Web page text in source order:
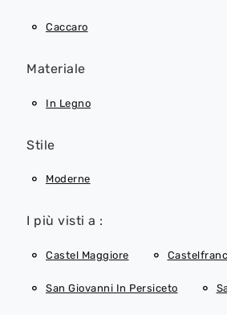
Caccaro
Materiale
In Legno
Stile
Moderne
I più visti a :
Castel Maggiore
San Giovanni In Persiceto